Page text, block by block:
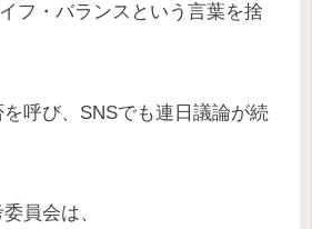
イフ・バランスという言葉を捨
呼び、SNSでも連日議論が続
員会は、